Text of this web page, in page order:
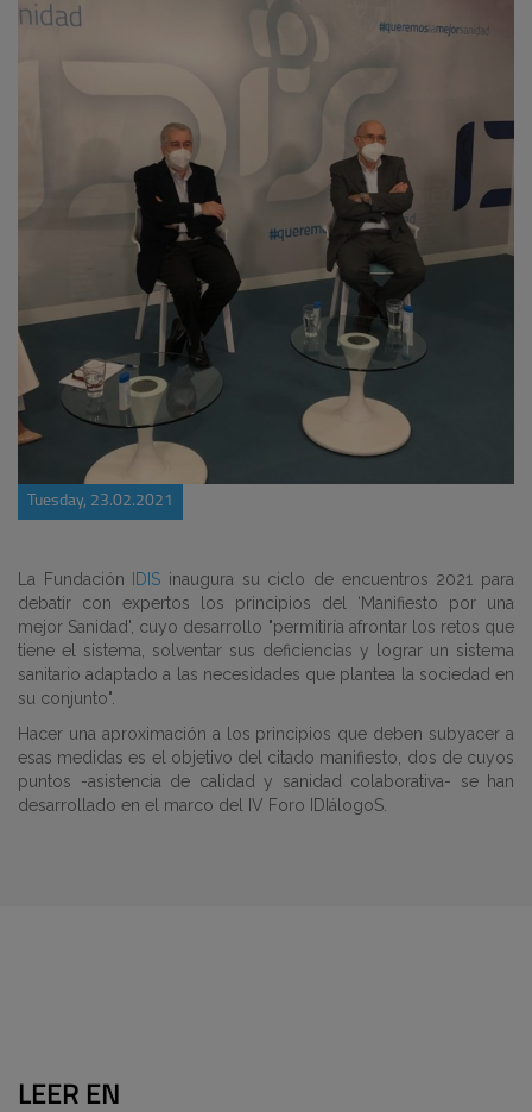
Tuesday, 23.02.2021
La Fundación IDIS inaugura su ciclo de encuentros 2021 para
debatir con expertos los principios del ‘Manifiesto por una
mejor Sanidad', cuyo desarrollo "permitiría afrontar los retos que
tiene el sistema, solventar sus deficiencias y lograr un sistema
sanitario adaptado a las necesidades que plantea la sociedad en
su conjunto".
Hacer una aproximación a los principios que deben subyacer a
esas medidas es el objetivo del citado manifiesto, dos de cuyos
puntos -asistencia de calidad y sanidad colaborativa- se han
desarrollado en el marco del IV Foro IDIálogoS.
LEER EN